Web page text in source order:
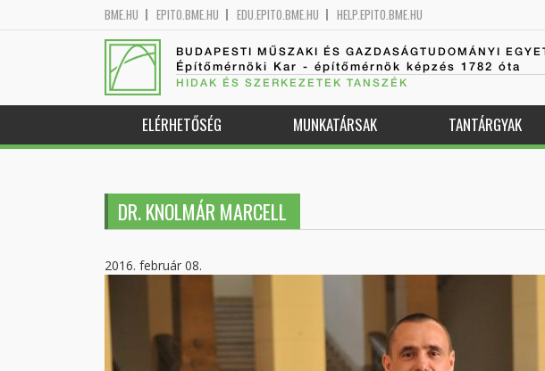
BME.HU EPITO.BME.HU EDU.EPITO.BME.HU HELP.EPITO.BME.HU
BUDAPESTI MŰSZAKI ÉS GAZDASÁGTUDOMÁNYI
Építőmérnöki Kar - építőmérnök képzés 1782 óta
HIDAK ÉS SZERKEZETEK TANSZÉK
ELÉRHETŐSÉG MUNKATÁRSAK TANTÁRGYAK
DR. KNOLMÁR MARCELL
2016. február 08.